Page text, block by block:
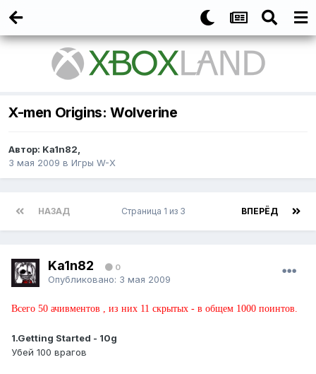
X-men Origins: Wolverine
Автор: Ka1n82,
3 мая 2009 в Игры W-X
НАЗАД ВПЕРЁД
Страница 1 из 3
Ka1n82 0
Опубликовано: 3 мая 2009
Всего 50 ачивментов , из них 11 скрытых - в общем 1000 поинтов.
1.Getting Started - 10g
Убей 100 врагов